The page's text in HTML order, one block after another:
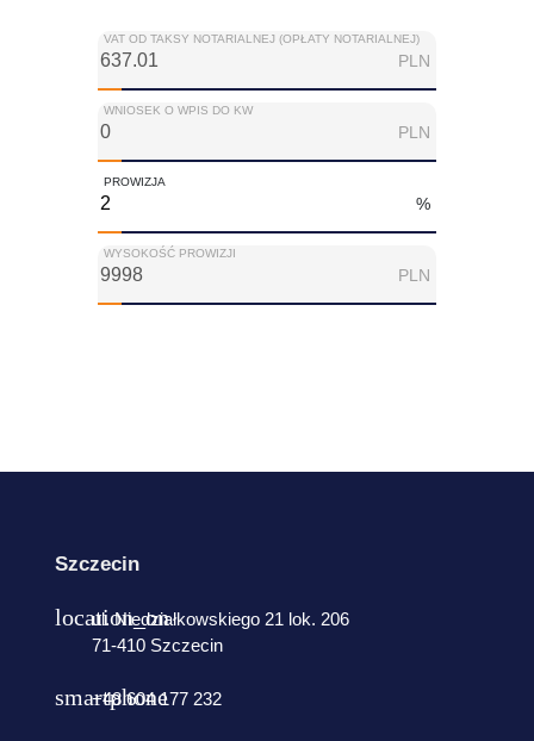
VAT OD TAKSY NOTARIALNEJ (OPŁATY NOTARIALNEJ)
PLN
WNIOSEK O WPIS DO KW
PLN
PROWIZJA
%
WYSOKOŚĆ PROWIZJI
PLN
Szczecin
ul. Niedziałkowskiego 21 lok. 206
71-410 Szczecin
+48 604 177 232